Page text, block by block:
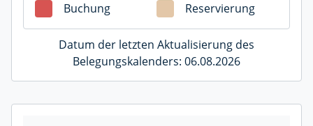
Buchung
Reservierung
Datum der letzten Aktualisierung des
Belegungskalenders: 06.08.2026